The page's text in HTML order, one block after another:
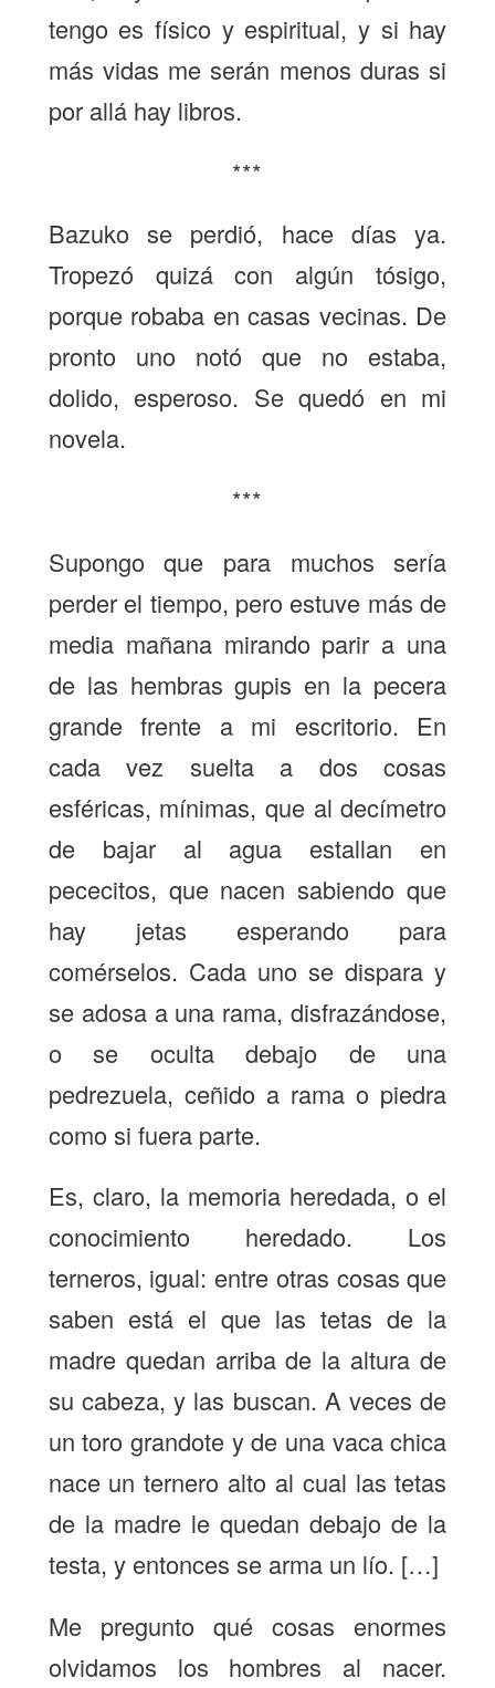
tengo es físico y espiritual, y si hay
más vidas me serán menos duras si
por allá hay libros.
***
Bazuko se perdió, hace días ya.
Tropezó quizá con algún tósigo,
porque robaba en casas vecinas. De
pronto uno notó que no estaba,
dolido, esperoso. Se quedó en mi
novela.
***
Supongo que para muchos sería
perder el tiempo, pero estuve más de
media mañana mirando parir a una
de las hembras gupis en la pecera
grande frente a mi escritorio. En
cada vez suelta a dos cosas
esféricas, mínimas, que al decímetro
de bajar al agua estallan en
pececitos, que nacen sabiendo que
hay jetas esperando para
comérselos. Cada uno se dispara y
se adosa a una rama, disfrazándose,
o se oculta debajo de una
pedrezuela, ceñido a rama o piedra
como si fuera parte.
Es, claro, la memoria heredada, o el
conocimiento heredado. Los
terneros, igual: entre otras cosas que
saben está el que las tetas de la
madre quedan arriba de la altura de
su cabeza, y las buscan. A veces de
un toro grandote y de una vaca chica
nace un ternero alto al cual las tetas
de la madre le quedan debajo de la
testa, y entonces se arma un lío. […]
Me pregunto qué cosas enormes
olvidamos los hombres al nacer.